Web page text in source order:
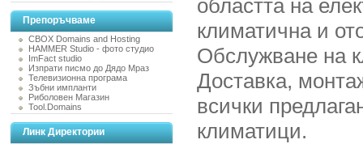
Препоръчваме
CBOX Domains and Hosting
HAMMER Studio - фото студио
ImFact studio
Изпрати писмо до Дядо Мраз
Телевизионна програма
Зъбни импланти
Риболовен Магазин
Tool.Domains
Линк Директории
областта на
климатична и
Обслужване на
Доставка,
всички
климатици.